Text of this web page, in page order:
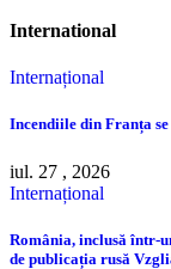
International
Internațional
Incendiile din Franța
iul. 27 , 2026
Internațional
România, inclusă într-
de publicația rusă